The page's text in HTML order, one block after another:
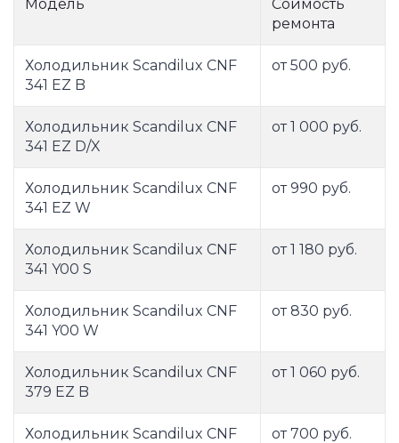
Модель
Соимость
ремонта
Холодильник Scandilux CNF
341 EZ B
от 500 руб.
Холодильник Scandilux CNF
341 EZ D/X
от 1 000 руб.
Холодильник Scandilux CNF
341 EZ W
от 990 руб.
Холодильник Scandilux CNF
341 Y00 S
от 1 180 руб.
Холодильник Scandilux CNF
341 Y00 W
от 830 руб.
Холодильник Scandilux CNF
379 EZ B
от 1 060 руб.
Холодильник Scandilux CNF
от 700 руб.